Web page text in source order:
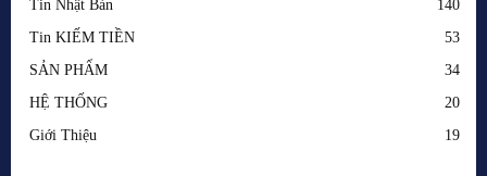
Tin Nhật Bản
140
Tin KIẾM TIỀN
53
SẢN PHẨM
34
HỆ THỐNG
20
Giới Thiệu
19